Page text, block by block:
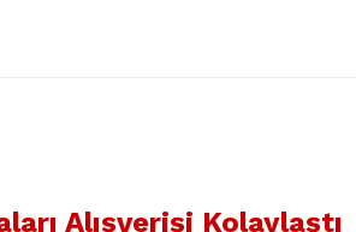
Alışverişi Kolaylaştı